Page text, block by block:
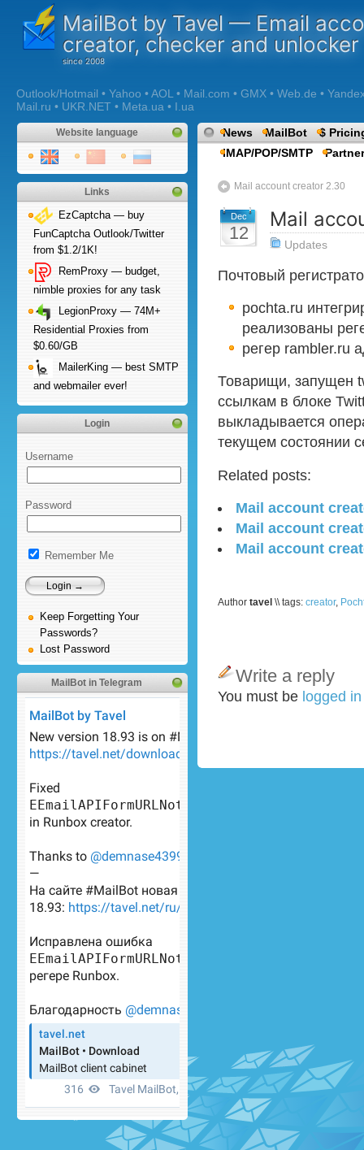
MailBot by Tavel — Email
creator, checker and unlocker
Outlook/Hotmail • Yahoo • AOL • Mail.com • GMX • Web.de •
Mail.ru • UKR.NET • Meta.ua • I.ua
Website language
Links
EzCaptcha — buy
FunCaptcha Outlook/Twitter
from $1.2/1K!
RemProxy — budget,
nimble proxies for any task
LegionProxy — 74M+
Residential Proxies from
$0.60/GB
MailerKing — best SMTP
and webmailer ever!
Login
Username
Password
Remember Me
Keep Forgetting Your
Passwords?
Lost Password
MailBot in Telegram
News MailBot
$
IMAP/POP/SMTP
Mail account creator 2.30
Dec
12
Mail
Updates
Почтовый
pochta.ru
реализованы
регер rambler.ru
Товарищи, запущен
ссылкам в блоке
выкладывается
текущем состоянии
Related posts:
Mail account
Mail account
Mail account
Author tavel \\ tags: creator,
Write a reply
You must be logged